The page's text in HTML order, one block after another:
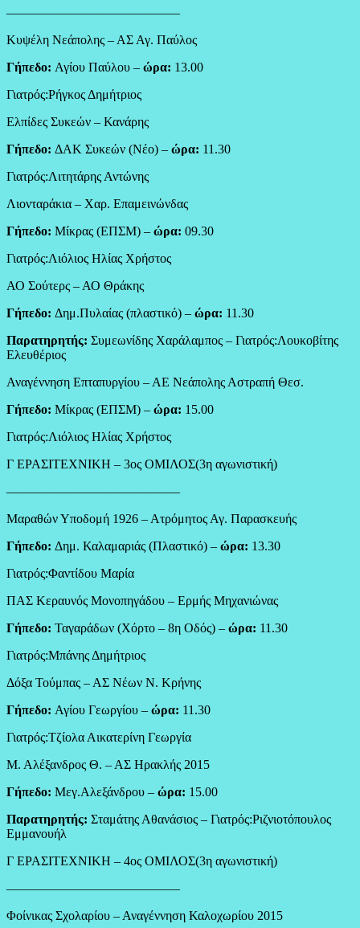
—————————————–
Κυψέλη Νεάπολης – ΑΣ Αγ. Παύλος
Γήπεδο: Αγίου Παύλου – ώρα: 13.00
Γιατρός:Ρήγκος Δημήτριος
Ελπίδες Συκεών – Κανάρης
Γήπεδο: ΔΑΚ Συκεών (Νέο) – ώρα: 11.30
Γιατρός:Λιτητάρης Αντώνης
Λιονταράκια – Χαρ. Επαμεινώνδας
Γήπεδο: Μίκρας (ΕΠΣΜ) – ώρα: 09.30
Γιατρός:Λιόλιος Ηλίας Χρήστος
ΑΟ Σούτερς – ΑΟ Θράκης
Γήπεδο: Δημ.Πυλαίας (πλαστικό) – ώρα: 11.30
Παρατηρητής: Συμεωνίδης Χαράλαμπος – Γιατρός:Λουκοβίτης
Ελευθέριος
Αναγέννηση Επταπυργίου – ΑΕ Νεάπολης Αστραπή Θεσ.
Γήπεδο: Μίκρας (ΕΠΣΜ) – ώρα: 15.00
Γιατρός:Λιόλιος Ηλίας Χρήστος
Γ ΕΡΑΣΙΤΕΧΝΙΚΗ – 3ος ΟΜΙΛΟΣ(3η αγωνιστική)
—————————————–
Μαραθών Υποδομή 1926 – Ατρόμητος Αγ. Παρασκευής
Γήπεδο: Δημ. Καλαμαριάς (Πλαστικό) – ώρα: 13.30
Γιατρός:Φαντίδου Μαρία
ΠΑΣ Κεραυνός Μονοπηγάδου – Ερμής Μηχανιώνας
Γήπεδο: Ταγαράδων (Χόρτο – 8η Οδός) – ώρα: 11.30
Γιατρός:Μπάνης Δημήτριος
Δόξα Τούμπας – ΑΣ Νέων Ν. Κρήνης
Γήπεδο: Αγίου Γεωργίου – ώρα: 11.30
Γιατρός:Τζίολα Αικατερίνη Γεωργία
Μ. Αλέξανδρος Θ. – ΑΣ Ηρακλής 2015
Γήπεδο: Μεγ.Αλεξάνδρου – ώρα: 15.00
Παρατηρητής: Σταμάτης Αθανάσιος – Γιατρός:Ριζνιοτόπουλος
Εμμανουήλ
Γ ΕΡΑΣΙΤΕΧΝΙΚΗ – 4ος ΟΜΙΛΟΣ(3η αγωνιστική)
—————————————–
Φοίνικας Σχολαρίου – Αναγέννηση Καλοχωρίου 2015